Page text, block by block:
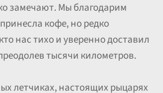
замечают. Мы благодарим
кофе, но редко
нас тихо и уверенно доставил
тысячи километров.
летчиках, настоящих рыцарях